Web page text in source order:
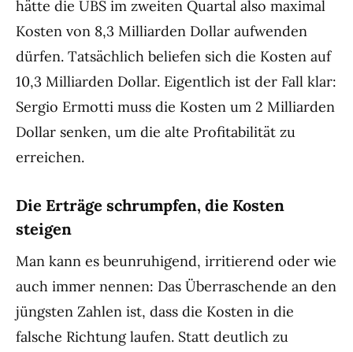
hätte die UBS im zweiten Quartal also maximal
Kosten von 8,3 Milliarden Dollar aufwenden
dürfen. Tatsächlich beliefen sich die Kosten auf
10,3 Milliarden Dollar. Eigentlich ist der Fall klar:
Sergio Ermotti muss die Kosten um 2 Milliarden
Dollar senken, um die alte Profitabilität zu
erreichen.
Die Erträge schrumpfen, die Kosten
steigen
Man kann es beunruhigend, irritierend oder wie
auch immer nennen: Das Überraschende an den
jüngsten Zahlen ist, dass die Kosten in die
falsche Richtung laufen. Statt deutlich zu